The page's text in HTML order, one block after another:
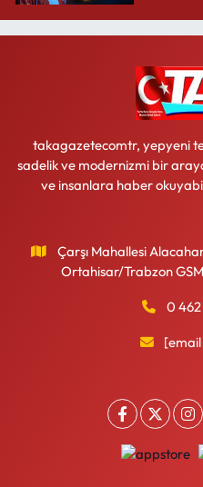
takagazetecomtr, yepyeni
sadelik ve modernizmi bir
ve insanlara haber
Çarşı Mahallesi
Ortahisar/Trabzon
0